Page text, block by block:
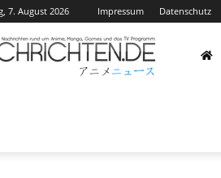
7. August 2026 Impressum Datenschutz